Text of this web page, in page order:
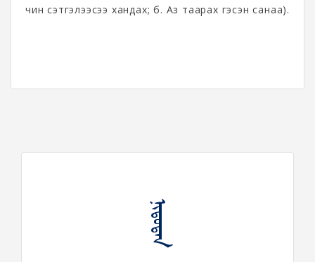
чин сэтгэлээсээ хандах; б. Аз таарах гэсэн санаа).
ᠨᠢᠳᠦᠲᠡᠨ